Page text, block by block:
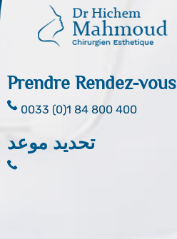
Prendre Rendez-vous
0033 (0)1 84 800 400
تحديد موعد